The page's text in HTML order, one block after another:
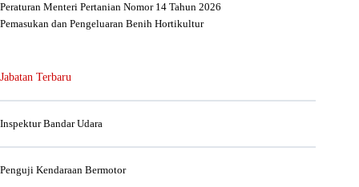
Peraturan Menteri Pertanian Nomor 14 Tahun 2026
Pemasukan dan Pengeluaran Benih Hortikultur
Jabatan Terbaru
Inspektur Bandar Udara
Penguji Kendaraan Bermotor